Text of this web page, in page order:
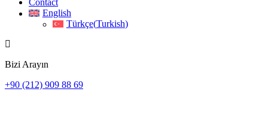
Contact
English
Türkçe(Turkish)
Bizi Arayın
+90 (212) 909 88 69